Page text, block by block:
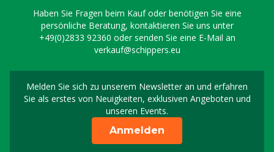
Haben Sie Fragen beim Kauf oder benötigen Sie eine
persönliche Beratung, kontaktieren Sie uns unter
+49(0)2833 92360 oder senden Sie eine E-Mail an
verkauf@schippers.eu
Melden Sie sich zu unserem Newsletter an und erfahren
Sie als erstes von Neuigkeiten, exklusiven Angeboten und
unseren Events.
Melden Sie sich für
Anmelden